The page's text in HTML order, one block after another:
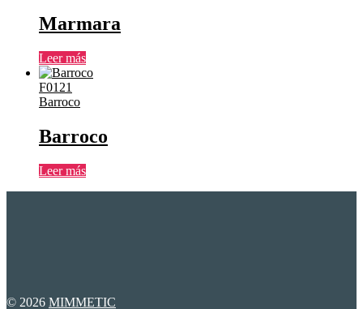
Marmara
Leer más
F0121
Barroco
Barroco
Leer más
© 2026 MIMMETIC